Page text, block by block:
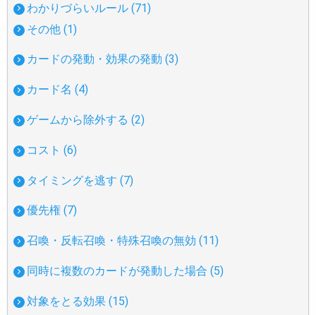
わかりづらいルール (71)
その他 (1)
カードの発動・効果の発動 (3)
カード名 (4)
ゲームから除外する (2)
コスト (6)
タイミングを逃す (7)
優先権 (7)
召喚・反転召喚・特殊召喚の無効 (11)
同時に複数のカードが発動した場合 (5)
対象をとる効果 (15)